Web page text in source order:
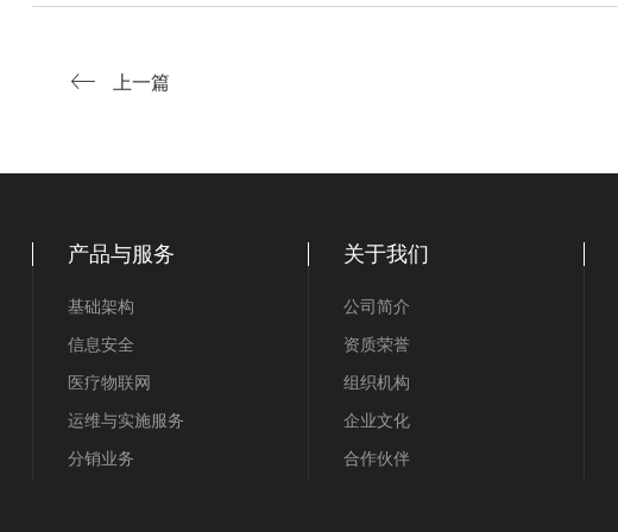
上一篇
产品与服务
基础架构
信息安全
医疗物联网
运维与实施服务
分销业务
关于我们
公司简介
资质荣誉
组织机构
企业文化
合作伙伴